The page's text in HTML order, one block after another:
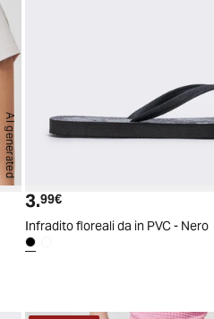
AI generated
Prezzo attuale
3.99€
Infradito floreali da in PVC - Nero